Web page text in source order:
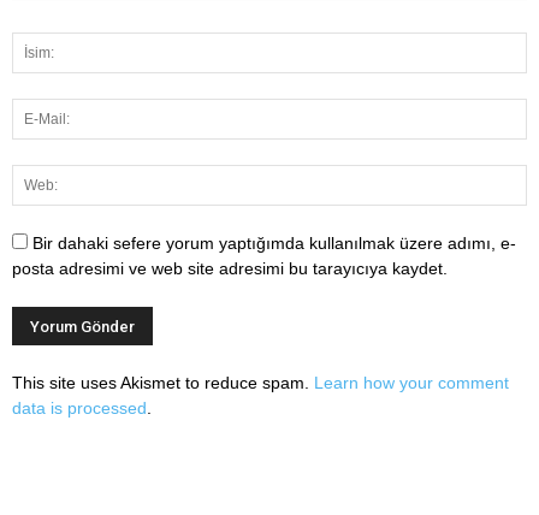
Bir dahaki sefere yorum yaptığımda kullanılmak üzere adımı, e-
posta adresimi ve web site adresimi bu tarayıcıya kaydet.
This site uses Akismet to reduce spam. Learn how your comment
data is processed